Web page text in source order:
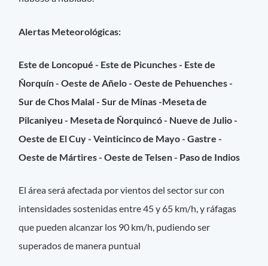
Alertas Meteorológicas:
Este de Loncopué - Este de Picunches - Este de
Ñorquín - Oeste de Añelo - Oeste de Pehuenches -
Sur de Chos Malal - Sur de Minas -Meseta de
Pilcaniyeu - Meseta de Ñorquincó - Nueve de Julio -
Oeste de El Cuy - Veinticinco de Mayo - Gastre -
Oeste de Mártires - Oeste de Telsen - Paso de Indios
El área será afectada por vientos del sector sur con
intensidades sostenidas entre 45 y 65 km/h, y ráfagas
que pueden alcanzar los 90 km/h, pudiendo ser
superados de manera puntual